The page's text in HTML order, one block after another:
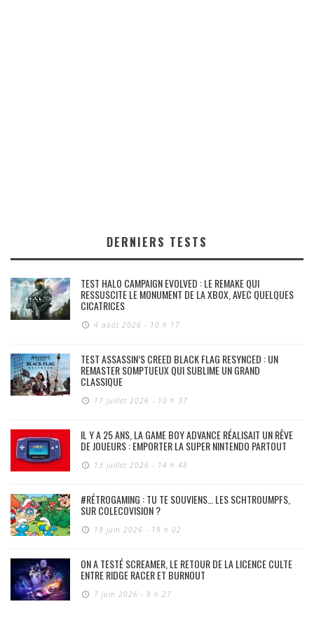
DERNIERS TESTS
TEST HALO CAMPAIGN EVOLVED : LE REMAKE QUI
RESSUSCITE LE MONUMENT DE LA XBOX, AVEC QUELQUES
CICATRICES
4 août 2026 - 10 h 17
TEST ASSASSIN’S CREED BLACK FLAG RESYNCED : UN
REMASTER SOMPTUEUX QUI SUBLIME UN GRAND
CLASSIQUE
17 juillet 2026 - 10 h 37
IL Y A 25 ANS, LA GAME BOY ADVANCE RÉALISAIT UN RÊVE
DE JOUEURS : EMPORTER LA SUPER NINTENDO PARTOUT
13 juillet 2026 - 14 h 48
#RÉTROGAMING : TU TE SOUVIENS… LES SCHTROUMPFS,
SUR COLECOVISION ?
19 juin 2026 - 19 h 02
ON A TESTÉ SCREAMER, LE RETOUR DE LA LICENCE CULTE
ENTRE RIDGE RACER ET BURNOUT
7 juin 2026 - 9 h 27